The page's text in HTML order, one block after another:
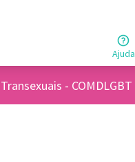
Ajuda
- COMDLGBT